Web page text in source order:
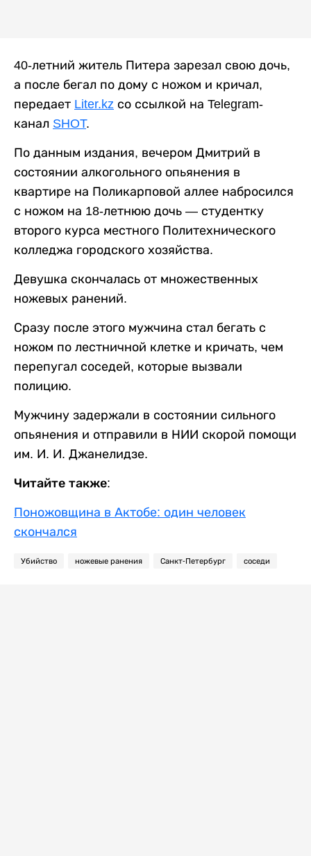
40-летний житель Питера зарезал свою дочь,
а после бегал по дому с ножом и кричал,
передает Liter.kz со ссылкой на Telegram-
канал SHOT.
По данным издания, вечером Дмитрий в
состоянии алкогольного опьянения в
квартире на Поликарповой аллее набросился
с ножом на 18-летнюю дочь — студентку
второго курса местного Политехнического
колледжа городского хозяйства.
Девушка скончалась от множественных
ножевых ранений.
Сразу после этого мужчина стал бегать с
ножом по лестничной клетке и кричать, чем
перепугал соседей, которые вызвали
полицию.
Мужчину задержали в состоянии сильного
опьянения и отправили в НИИ скорой помощи
им. И. И. Джанелидзе.
Читайте также:
Поножовщина в Актобе: один человек
скончался
Убийство ножевые ранения Санкт-Петербург соседи